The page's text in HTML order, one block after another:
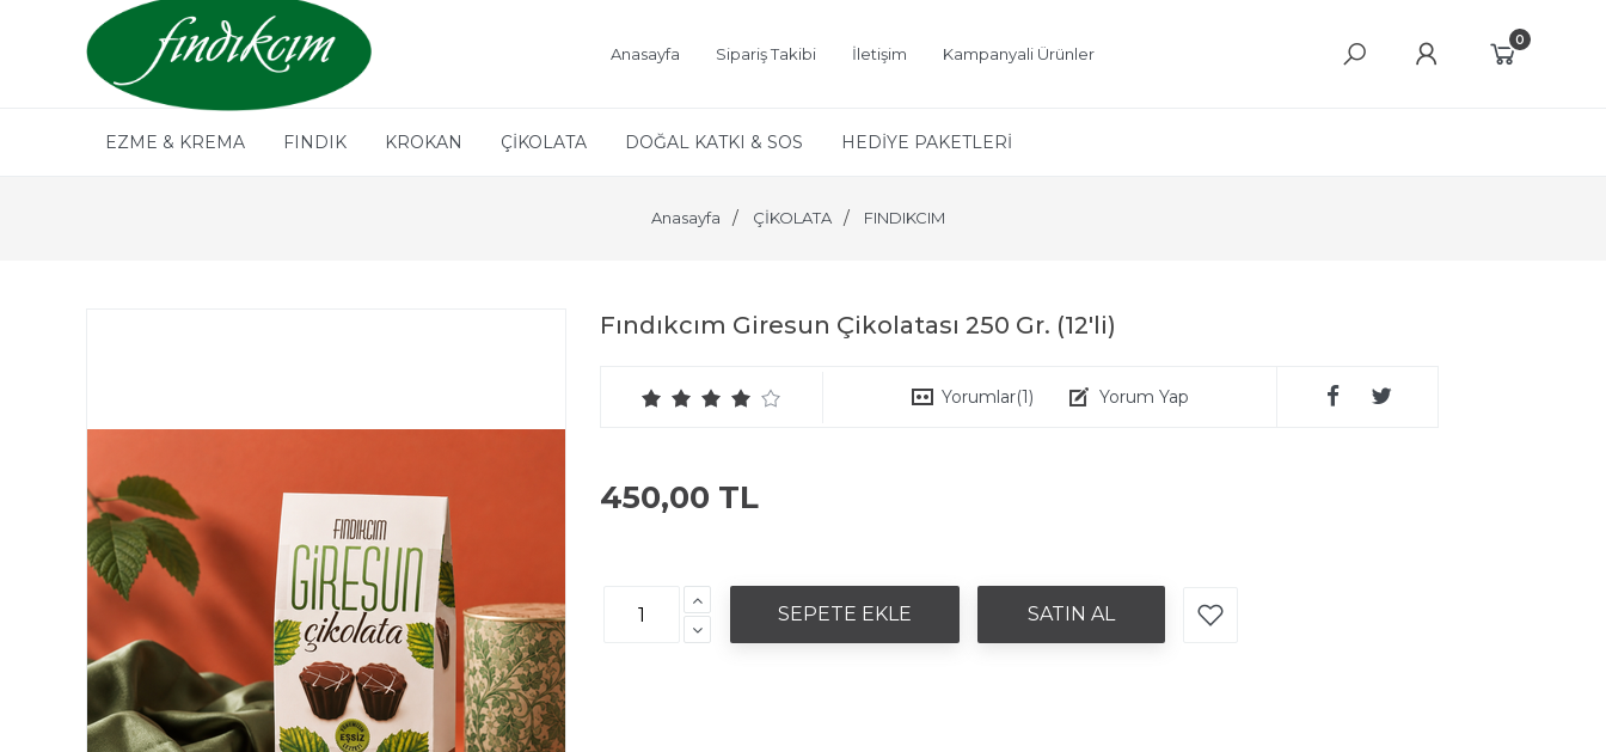
Anasayfa Sipariş Takibi İletişim Kampanyali Ürünler
0
EZME & KREMA FINDIK KROKAN ÇİKOLATA DOĞAL KATKI & SOS HEDİYE PAKETLERİ
Anasayfa ÇİKOLATA FINDIKCIM
Fındıkcım Giresun Çikolatası 250 Gr. (12'li)
Yorumlar(1) Yorum Yap
450,00 TL